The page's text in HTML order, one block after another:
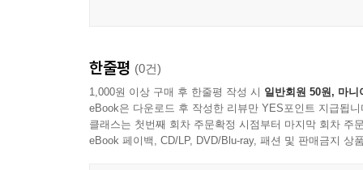
한줄평 (0건)
1,000원 이상 구매 후 한줄평 작성 시 일반회원 50원, 마니
eBook은 다운로드 후 작성한 리뷰만 YES포인트 지급됩니
클래스는 첫번째 회차 주문확정 시점부터 마지막 회차 주
eBook 페이백, CD/LP, DVD/Blu-ray, 패션 및 판매금지 상